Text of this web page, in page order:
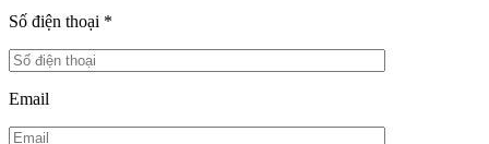
Số điện thoại *
Email